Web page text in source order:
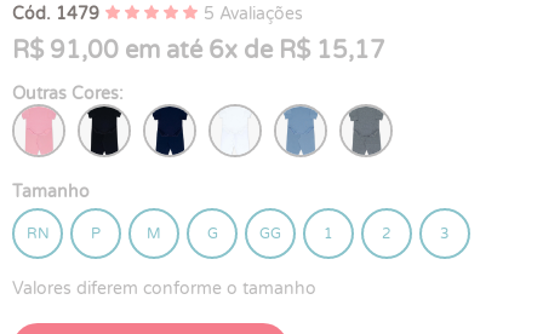
Cód. 1479 5 Avaliações
R$ 91,00 em até 6x de R$ 15,17
Outras Cores:
Tamanho
RN P M G GG 1 2 3
Valores diferem conforme o tamanho